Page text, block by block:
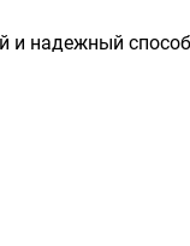
надежный